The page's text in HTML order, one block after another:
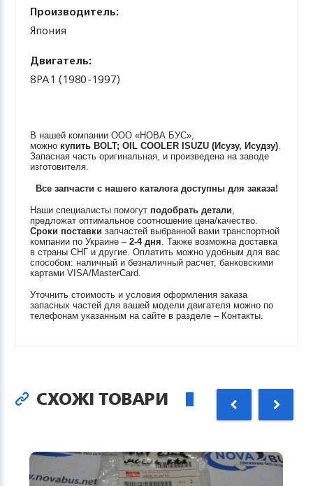
Производитель:
Япония
Двигатель:
8PA1 (1980-1997)
В нашей компании ООО «НОВА БУС»,
можно купить BOLT; OIL COOLER ISUZU (Исузу, Исудзу).
Запасная часть оригинальная, и произведена на заводе
изготовителя.
Все запчасти с нашего каталога доступны для заказа!
Наши специалисты помогут подобрать детали,
предложат оптимальное соотношение цена/качество.
Сроки поставки запчастей выбранной вами транспортной
компании по Украине –2-4 дня. Также возможна доставка
в страны СНГ и другие. Оплатить можно удобным для вас
способом: наличный и безналичный расчет, банковскими
картами VISA/MasterCard.
Уточнить стоимость и условия оформления заказа
запасных частей для вашей модели двигателя можно по
телефонам указанным на сайте в разделе – Контакты.
СХОЖІ ТОВАРИ